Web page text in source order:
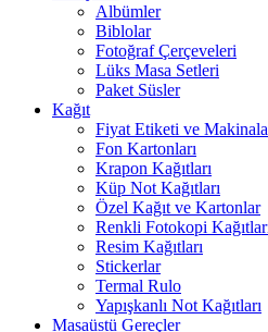
Albümler
Biblolar
Fotoğraf Çerçeveleri
Lüks Masa Setleri
Paket Süsler
Kağıt
Fiyat Etiketi ve
Fon Kartonları
Krapon Kağıtları
Küp Not Kağıtları
Özel Kağıt ve Kartonlar
Renkli Fotokopi
Resim Kağıtları
Stickerlar
Termal Rulo
Yapışkanlı Not Kağıtları
Masaüstü Gereçler